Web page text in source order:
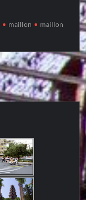
maillon
maillon